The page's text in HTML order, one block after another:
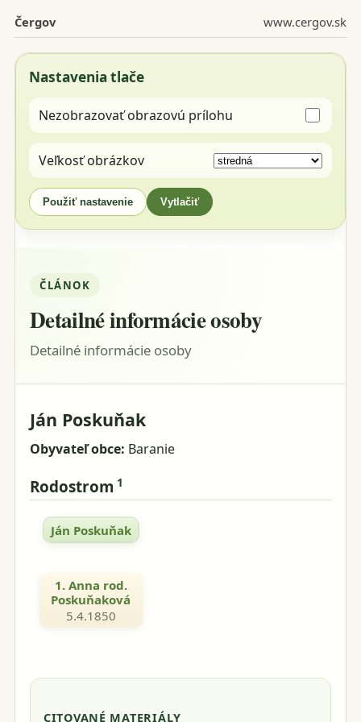
Čergov www.cergov.sk
Nastavenia tlače
Nezobrazovať obrazovú prílohu
Veľkosť obrázkov
Použiť nastavenie Vytlačiť
ČLÁNOK
Detailné informácie osoby
Detailné informácie osoby
Ján Poskuňak
Obyvateľ obce: Baranie
Rodostrom 1
Ján Poskuňak
1. Anna rod.
Poskuňaková
5.4.1850
CITOVANÉ MATERIÁLY